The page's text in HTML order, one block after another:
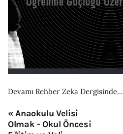
Devamı Rehber Zeka Dergisinde…
« Anaokulu Velisi
Olmak - Okul Öncesi